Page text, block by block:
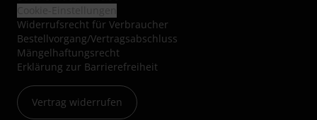
Widerrufsrecht für Verbraucher
Bestellvorgang/Vertragsabschluss
Mängelhaftungsrecht
Erklärung zur Barrierefreiheit
Vertrag widerrufen